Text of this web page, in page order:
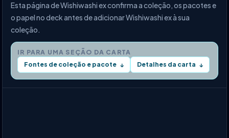
Esta página de Wishiwashi ex confirma a coleção, os pacotes e
o papel no deck antes de adicionar Wishiwashi ex à sua
coleção.
IR PARA UMA SEÇÃO DA CARTA
Fontes de coleção e pacote ↓ Detalhes da carta ↓